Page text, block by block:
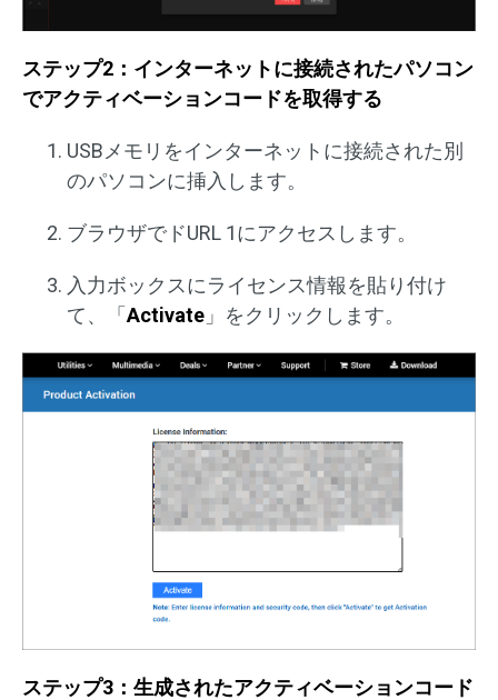
ステップ2：インターネットに接続されたパソコン
でアクティベーションコードを取得する
USBメモリをインターネットに接続された別
のパソコンに挿入します。
ブラウザでドURL 1にアクセスします。
入力ボックスにライセンス情報を貼り付け
て、「Activate 」をクリックします。
ステップ3：生成されたアクティベーションコード